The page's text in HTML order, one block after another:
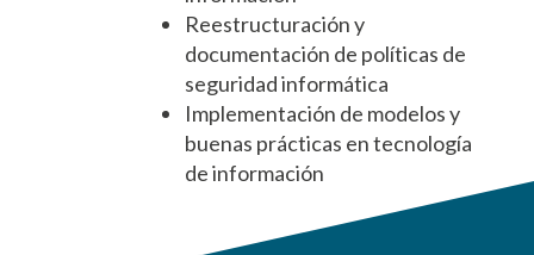
Reestructuración y
documentación de políticas de
seguridad informática
Implementación de modelos y
buenas prácticas en tecnología
de información